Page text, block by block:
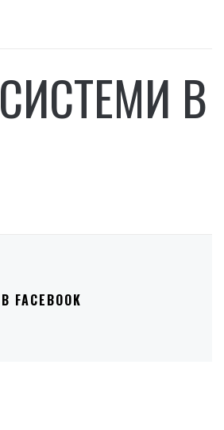
В
FACEBOOK